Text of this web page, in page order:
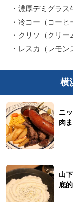
・濃厚デミグラ
・冷コー（コー
・クリソ（クリ
・レスカ（レモ
横
ニ
肉
山
底